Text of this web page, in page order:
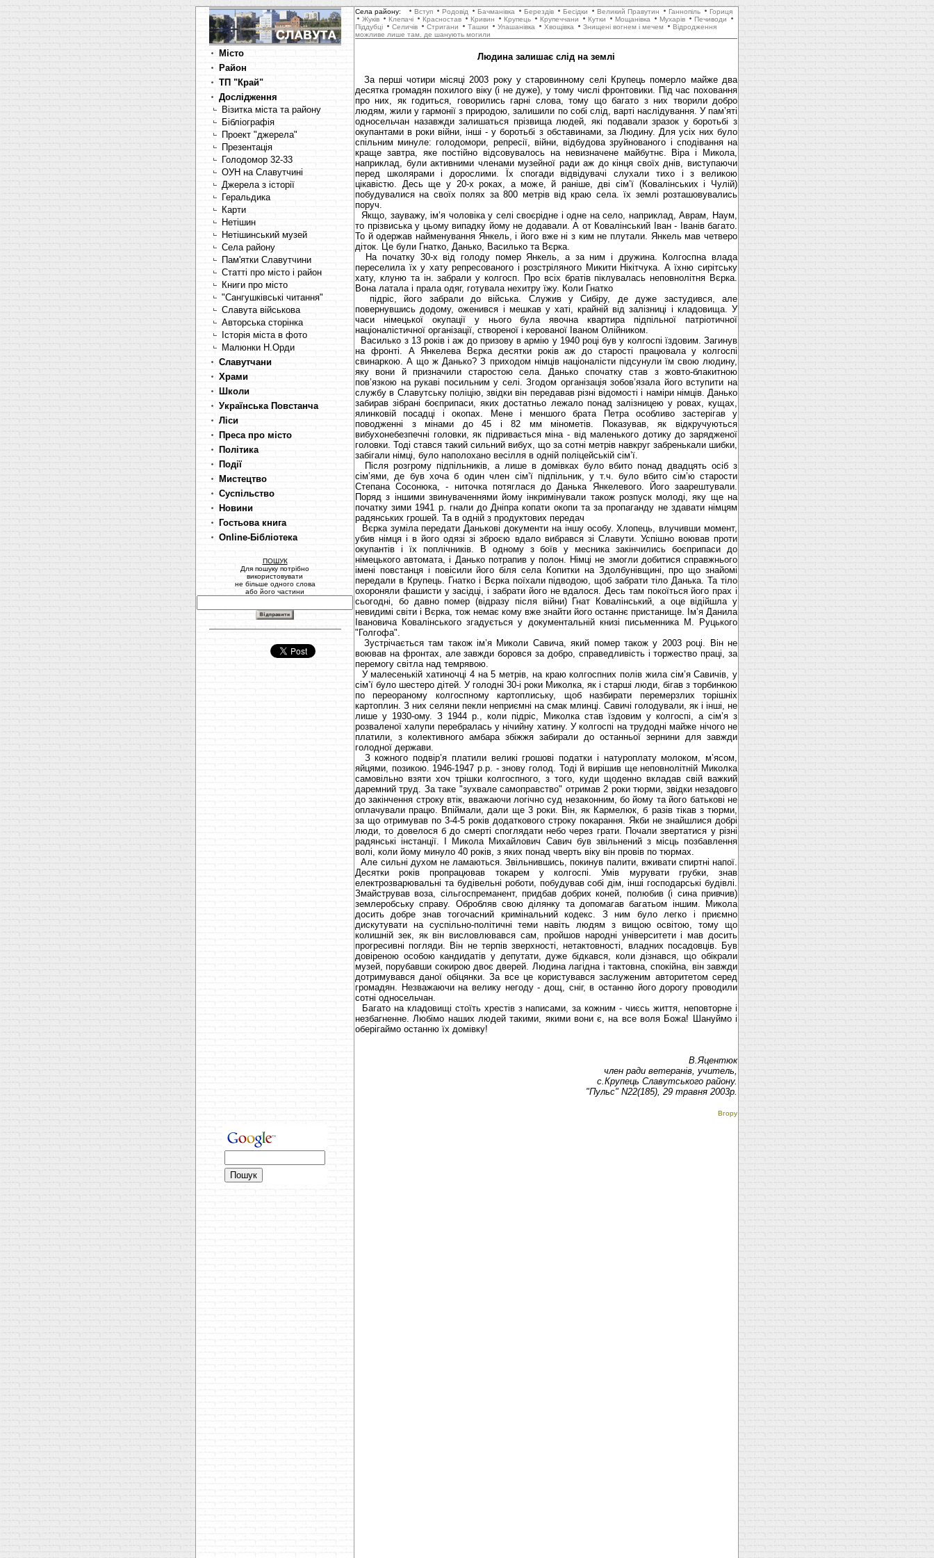
Місто
Район
ТП "Край"
Дослідження
Візитка міста та району
Бібліографія
Проект "джерела"
Презентація
Голодомор 32-33
ОУН на Славутчині
Джерела з історії
Геральдика
Карти
Нетішин
Нетішинський музей
Села району
Пам'ятки Славутчини
Статті про місто і район
Книги про місто
"Сангушківські читання"
Славута військова
Авторська сторінка
Історія міста в фото
Малюнки Н.Орди
Славутчани
Храми
Школи
Українська Повстанча
Ліси
Преса про місто
Політика
Події
Мистецтво
Суспільство
Новини
Гостьова книга
Online-Бібліотека
ПОШУК
Для пошуку потрібно
використовувати
не більше одного слова
або його частини
Села району: Вступ Родовід Бачманівка Берездів Бесідки Великий Правутин Ганнопіль
Гориця
Жуків
Клепачі Красностав Кривин Крупець Крупеччани Кутки Мощанівка Мухарів
Печиводи
Піддубці
Селичів Стригани Ташки Улашанівка Хвощівка Знищені вогнем і мечем
Відродження
можливе лише там, де шанують могили
Людина залишає слід на землі
За перші чотири місяці 2003 року у старовинному селі Крупець померло майже два
десятка громадян похилого віку (і не дуже), у тому числі фронтовики. Під час поховання
про них, як годиться, говорились гарні слова, тому що багато з них творили добро
людям, жили у гармонії з природою, залишили по собі слід, варті наслідування. У пам’яті
односельчан назавжди залишаться прізвища людей, які подавали зразок у боротьбі з
окупантами в роки війни, інші - у боротьбі з обставинами, за Людину. Для усіх них було
спільним минуле: голодомори, репресії, війни, відбудова зруйнованого і сподівання на
краще завтра, яке постійно відсовувалось на невизначене майбутнє. Віра і Микола,
наприклад, були активними членами музейної ради аж до кінця своїх днів, виступаючи
перед школярами і дорослими. Їх спогади відвідувачі слухали тихо і з великою
цікавістю. Десь ще у 20-х роках, а може, й раніше, дві сім’ї (Ковалінських і Чулій)
побудувалися на своїх полях за 800 метрів від краю села. їх землі розташовувались
поруч.
Якщо, зауважу, ім’я чоловіка у селі своєрідне і одне на село, наприклад, Аврам, Наум,
то прізвиська у цьому випадку йому не додавали. А от Ковалінський Іван - Іванів багато.
То й одержав найменування Янкель, і його вже ні з ким не плутали. Янкель мав четверо
діток. Це були Гнатко, Данько, Василько та Вєрка.
На початку 30-х від голоду помер Янкель, а за ним і дружина. Колгоспна влада
переселила їх у хату репресованого і розстріляного Микити Нікітчука. А їхню сирітську
хату, клуню та ін. забрали у колгосп. Про всіх братів піклувалась неповнолітня Вєрка.
Вона латала і прала одяг, готувала нехитру їжу. Коли Гнатко
підріс, його забрали до війська. Служив у Сибіру, де дуже застудився, але
повернувшись додому, оженився і мешкав у хаті, крайній від залізниці і кладовища. У
часи німецької окупації у нього була явочна квартира підпільної патріотичної
націоналістичної організації, створеної і керованої Іваном Олійником.
Василько з 13 років і аж до призову в армію у 1940 році був у колгоспі їздовим. Загинув
на фронті. А Янкелева Вєрка десятки років аж до старості працювала у колгоспі
свинаркою. А що ж Данько? З приходом німців націоналісти підсунули їм свою людину,
яку вони й призначили старостою села. Данько спочатку став з жовто-блакитною
пов’язкою на рукаві посильним у селі. Згодом організація зобов’язала його вступити на
службу в Славутську поліцію, звідки він передавав різні відомості і наміри німців. Данько
забирав зібрані боєприпаси, яких достатньо лежало понад залізницею у ровах, кущах,
ялинковій посадці і окопах. Мене і меншого брата Петра особливо застерігав у
поводженні з мінами до 45 і 82 мм мінометів. Показував, як відкручуються
вибухонебезпечні головки, як підривається міна - від маленького дотику до зарядженої
головки. Тоді стався такий сильний вибух, що за сотні метрів навкруг забренькали шибки,
забігали німці, було наполохано весілля в одній поліцейській сім’ї.
Після розгрому підпільників, а лише в домівках було вбито понад двадцять осіб з
сім’ями, де був хоча б один член сім’ї підпільник, у т.ч. було вбито сім’ю старости
Степана Сосонюка, - ниточка потяглася до Данька Янкелевого. Його заарештували.
Поряд з іншими звинуваченнями йому інкримінували також розпуск молоді, яку ще на
початку зими 1941 р. гнали до Дніпра копати окопи та за пропаганду не здавати німцям
радянських грошей. Та в одній з продуктових передач
Вєрка зуміла передати Данькові документи на іншу особу. Хлопець, влучивши момент,
убив німця і в його одязі зі зброєю вдало вибрався зі Славути. Успішно воював проти
окупантів і їх поплічників. В одному з боїв у месника закінчились боєприпаси до
німецького автомата, і Данько потрапив у полон. Німці не змогли добитися справжнього
імені повстанця і повісили його біля села Копитки на Здолбунівщині, про що знайомі
передали в Крупець. Гнатко і Вєрка поїхали підводою, щоб забрати тіло Данька. Та тіло
охороняли фашисти у засідці, і забрати його не вдалося. Десь там покоїться його прах і
сьогодні, бо давно помер (відразу після війни) Гнат Ковалінський, а оце відійшла у
невидимі світи і Вєрка, тож немає кому вже знайти його останнє пристанище. Ім’я Данила
Івановича Ковалінського згадується у документальній книзі письменника М. Руцького
"Голгофа".
Зустрічається там також ім’я Миколи Савича, який помер також у 2003 році. Він не
воював на фронтах, але завжди боровся за добро, справедливість і торжество праці, за
перемогу світла над темрявою.
У малесенькій хатиночці 4 на 5 метрів, на краю колгоспних полів жила сім’я Савичів, у
сім’ї було шестеро дітей. У голодні 30-і роки Миколка, як і старші люди, бігав з торбинкою
по переораному колгоспному картоплиську, щоб назбирати перемерзлих торішніх
картоплин. З них селяни пекли неприємні на смак млинці. Савичі голодували, як і інші, не
лише у 1930-ому. З 1944 р., коли підріс, Миколка став їздовим у колгоспі, а сім’я з
розваленої халупи перебралась у нічийну хатину. У колгоспі на трудодні майже нічого не
платили, з колективного амбара збіжжя забирали до останньої зернини для завжди
голодної держави.
З кожного подвір’я платили великі грошові податки і натуроплату молоком, м’ясом,
яйцями, позикою. 1946-1947 р.р. - знову голод. Тоді й вирішив ще неповнолітній Миколка
самовільно взяти хоч трішки колгоспного, з того, куди щоденно вкладав свій важкий
даремний труд. За таке "зухвале самоправство" отримав 2 роки тюрми, звідки незадовго
до закінчення строку втік, вважаючи логічно суд незаконним, бо йому та його батькові не
оплачували працю. Впіймали, дали ще 3 роки. Він, як Кармелюк, б разів тікав з тюрми,
за що отримував по 3-4-5 років додаткового строку покарання. Якби не знайшлися добрі
люди, то довелося б до смерті споглядати небо через грати. Почали звертатися у різні
радянські інстанції. І Микола Михайлович Савич був звільнений з місць позбавлення
волі, коли йому минуло 40 років, з яких понад чверть віку він провів по тюрмах.
Але сильні духом не ламаються. Звільнившись, покинув палити, вживати спиртні напої.
Десятки років пропрацював токарем у колгоспі. Умів мурувати грубки, знав
електрозварювальні та будівельні роботи, побудував собі дім, інші господарські будівлі.
Змайстрував воза, сільгоспреманент, придбав добрих коней, полюбив (і сина привчив)
землеробську справу. Обробляв свою ділянку та допомагав багатьом іншим. Микола
досить добре знав тогочасний кримінальний кодекс. З ним було легко і приємно
дискутувати на суспільно-політичні теми навіть людям з вищою освітою, тому що
колишній зек, як він висловлювався сам, пройшов народні університети і мав досить
прогресивні погляди. Він не терпів зверхності, нетактовності, владних посадовців. Був
довіреною особою кандидатів у депутати, дуже бідкався, коли дізнався, що обікрали
музей, порубавши сокирою двоє дверей. Людина лагідна і тактовна, спокійна, він завжди
дотримувався даної обіцянки. За все це користувався заслуженим авторитетом серед
громадян. Незважаючи на велику негоду - дощ, сніг, в останню його дорогу проводили
сотні односельчан.
Багато на кладовищі стоїть хрестів з написами, за кожним - чиєсь життя, неповторне і
незбагненне. Любімо наших людей такими, якими вони є, на все воля Божа! Шануймо і
оберігаймо останню їх домівку!
В.Яцентюк
член ради ветеранів, учитель,
с.Крупець Славутського району.
"Пульс" N22(185), 29 травня 2003р.
Вгору